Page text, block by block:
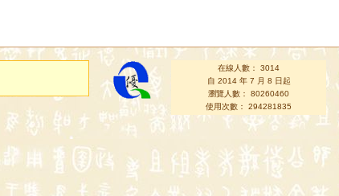
在線人數： 3014
自 2014 年 7 月 8 日起
瀏覽人數： 80260460
使用次數： 294281835